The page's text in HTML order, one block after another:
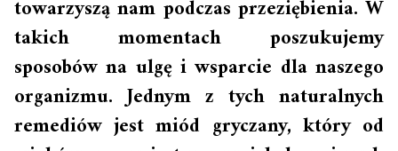
towarzyszą nam podczas przeziębienia. W
takich momentach poszukujemy
sposobów na ulgę i wsparcie dla naszego
organizmu. Jednym z tych naturalnych
remediów jest miód gryczany, który od